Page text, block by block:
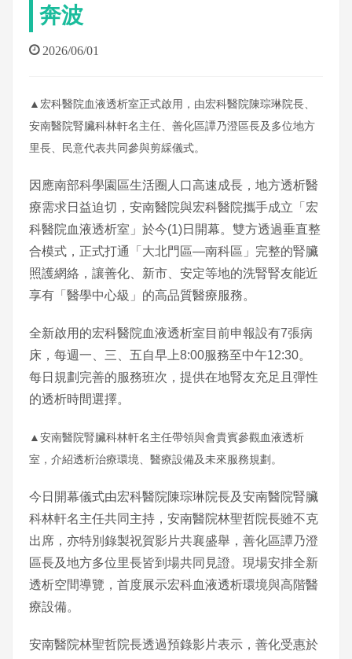
奔波
2026/06/01
▲宏科醫院血液透析室正式啟用，由宏科醫院陳琮琳院長、
安南醫院腎臟科林軒名主任、善化區譚乃澄區長及多位地方
里長、民意代表共同參與剪綵儀式。
因應南部科學園區生活圈人口高速成長，地方透析醫
療需求日益迫切，安南醫院與宏科醫院攜手成立「宏
科醫院血液透析室」於今(1)日開幕。雙方透過垂直整
合模式，正式打通「大北門區—南科區」完整的腎臟
照護網絡，讓善化、新市、安定等地的洗腎腎友能近
享有「醫學中心級」的高品質醫療服務。
全新啟用的宏科醫院血液透析室目前申報設有7張病
床，每週一、三、五自早上8:00服務至中午12:30。
每日規劃完善的服務班次，提供在地腎友充足且彈性
的透析時間選擇。
▲安南醫院腎臟科林軒名主任帶領與會貴賓參觀血液透析
室，介紹透析治療環境、醫療設備及未來服務規劃。
今日開幕儀式由宏科醫院陳琮琳院長及安南醫院腎臟
科林軒名主任共同主持，安南醫院林聖哲院長雖不克
出席，亦特別錄製祝賀影片共襄盛舉，善化區譚乃澄
區長及地方多位里長皆到場共同見證。現場安排全新
透析空間導覽，首度展示宏科血液透析環境與高階醫
療設備。
安南醫院林聖哲院長透過預錄影片表示，善化受惠於